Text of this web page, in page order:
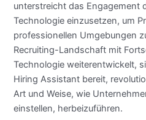
unterstreicht das Engagement
Technologie einzusetzen, um
professionellen Umgebungen
Recruiting-Landschaft mit
Technologie weiterentwickelt,
Hiring Assistant bereit,
Art und Weise, wie
einstellen, herbeizuführen.